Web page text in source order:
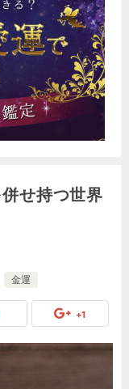
せ持つ世界
金運
+1